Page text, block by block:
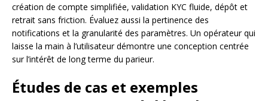
création de compte simplifiée, validation KYC fluide, dépôt et
retrait sans friction. Évaluez aussi la pertinence des
notifications et la granularité des paramètres. Un opérateur qui
laisse la main à l’utilisateur démontre une conception centrée
sur l’intérêt de long terme du parieur.
Études de cas et exemples